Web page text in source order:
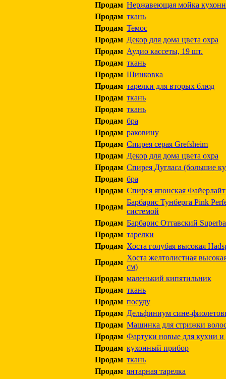
Продам Нержавеющая мойка
Продам ткань
Продам Темос
Продам Декор для дома цвета охра
Продам Аудио кассеты, 19 шт.
Продам ткань
Продам Шинковка
Продам тарелки для вторых блюд
Продам ткань
Продам ткань
Продам бра
Продам раковину
Продам Спирея серая Grefsheim
Продам Декор для дома цвета охра
Продам Спирея Дугласа (большие
Продам бра
Продам Спирея японская Файерлайт
Продам
Барбарис Тунберга Pink
системой
Продам Барбарис Оттавский Superba
Продам тарелки
Продам Хоста голубая высокая
Продам
Хоста желтолистная
см)
Продам маленький кипятильник
Продам ткань
Продам посуду
Продам Дельфиниум сине-
Продам Машинка для стрижки
Продам Фартуки новые для кухни и
Продам кухонный прибор
Продам ткань
Продам янтарная тарелка